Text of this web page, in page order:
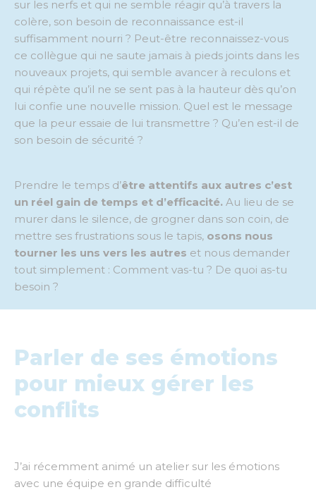
sur les nerfs et qui ne semble réagir qu’à travers la
colère, son besoin de reconnaissance est-il
suffisamment nourri ? Peut-être reconnaissez-vous
ce collègue qui ne saute jamais à pieds joints dans les
nouveaux projets, qui semble avancer à reculons et
qui répète qu’il ne se sent pas à la hauteur dès qu’on
lui confie une nouvelle mission. Quel est le message
que la peur essaie de lui transmettre ? Qu’en est-il de
son besoin de sécurité ?
Prendre le temps d’être attentifs aux autres c’est
un réel gain de temps et d’efficacité. Au lieu de se
murer dans le silence, de grogner dans son coin, de
mettre ses frustrations sous le tapis, osons nous
tourner les uns vers les autres et nous demander
tout simplement : Comment vas-tu ? De quoi as-tu
besoin ?
Parler de ses émotions
pour mieux gérer les
conflits
J’ai récemment animé un atelier sur les émotions
avec une équipe en grande difficulté